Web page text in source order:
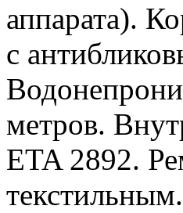
аппарата).
с
метров.
ETA 2892.